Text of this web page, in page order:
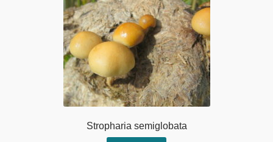
Stropharia semiglobata